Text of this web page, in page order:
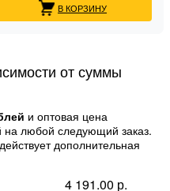
В КОРЗИНУ
от суммы
и оптовая цена
на любой следующий заказ.
дополнительная
4 191.00 р.